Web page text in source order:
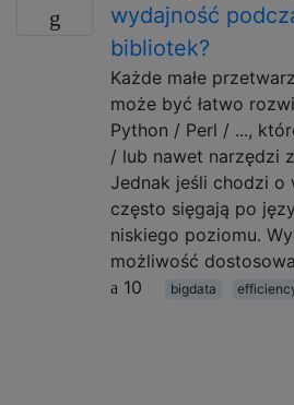
wydajność
bibliotek?
Każde małe
może być łatwo
Python / Perl / ...,
/ lub nawet narzędzi
Jednak jeśli chodzi o
często sięgają po
niskiego poziomu.
możliwość
10
bigdata